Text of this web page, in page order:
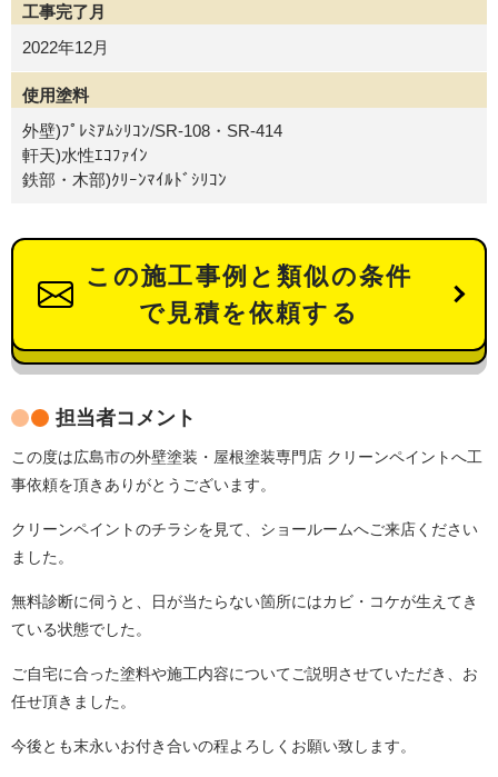
工事完了月
2022年12月
使用塗料
外壁)ﾌﾟﾚﾐｱﾑｼﾘｺﾝ/SR-108・SR-414
軒天)水性ｴｺﾌｧｲﾝ
鉄部・木部)ｸﾘｰﾝﾏｲﾙﾄﾞｼﾘｺﾝ
この施工事例と類似の条件
で見積を依頼する
担当者コメント
この度は広島市の外壁塗装・屋根塗装専門店 クリーンペイントへ工
事依頼を頂きありがとうございます。
クリーンペイントのチラシを見て、ショールームへご来店ください
ました。
無料診断に伺うと、日が当たらない箇所にはカビ・コケが生えてき
ている状態でした。
ご自宅に合った塗料や施工内容についてご説明させていただき、お
任せ頂きました。
今後とも末永いお付き合いの程よろしくお願い致します。